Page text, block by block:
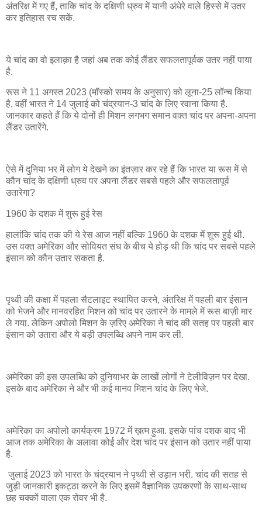
अंतरिक्ष में गए हैं, ताकि चांद के दक्षिणी ध्रुव में यानी अंधेरे वाले हिस्से में उतर
कर इतिहास रच सकें.
ये चांद का वो इलाक़ा है जहां अब तक कोई लैंडर सफलतापूर्वक उतर नहीं पाया
है.
रूस ने 11 अगस्त 2023 (मॉस्को समय के अनुसार) को लूना-25 लॉन्च किया
है, वहीं भारत ने 14 जुलाई को चंद्रयान-3 चांद के लिए रवाना किया है.
जानकार कहते हैं कि ये दोनों ही मिशन लगभग समान वक्त चांद पर अपना-अपना
लैंडर उतारेंगे.
ऐसे में दुनिया भर में लोग ये देखने का इंतज़ार कर रहे हैं कि भारत या रूस में से
कौन चांद के दक्षिणी ध्रुव पर अपना लैंडर सबसे पहले और सफलतापूर्व
उतारेगा?
1960 के दशक में शुरू हुई रेस
हालांकि चांद तक की ये रेस आज नहीं बल्कि 1960 के दशक में शुरू हुई थी.
उस वक्त अमेरिका और सोवियत संघ के बीच ये होड़ थी कि चांद पर सबसे पहले
इंसान को कौन उतार सकता है.
पृथ्वी की कक्षा में पहला सैटलाइट स्थापित करने, अंतरिक्ष में पहली बार इंसान
को भेजने और मानवरहित मिशन को चांद पर उतारने के मामले में रूस बाज़ी मार
ले गया. लेकिन अपोलो मिशन के ज़रिए अमेरिका ने चांद की सतह पर पहली बार
इंसान को उतारा और ये बड़ी उपलब्धि अपने नाम कर ली.
अमेरिका की इस उपलब्धि को दुनियाभर के लाखों लोगों ने टेलीविज़न पर देखा.
इसके बाद अमेरिका ने और भी कई मानव मिशन चांद के लिए भेजे.
अमेरिका का अपोलो कार्यक्रम 1972 में ख़त्म हुआ. इसके पांच दशक बाद भी
आज तक अमेरिका के अलावा कोई और देश चांद पर इंसान को उतार नहीं पाया
है.
जुलाई 2023 को भारत के चंद्रयान ने पृथ्वी से उड़ान भरी. चांद की सतह से
जुड़ी जानकारी इकट्ठा करने के लिए इसमें वैज्ञानिक उपकरणों के साथ-साथ
छह चक्कों वाला एक रोवर भी है.